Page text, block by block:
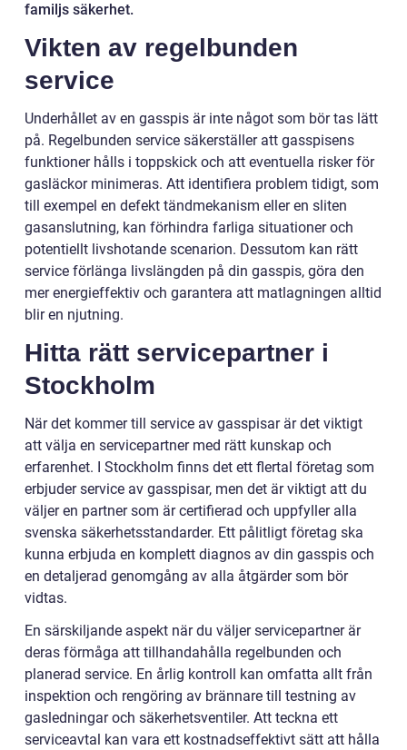
familjs säkerhet.
Vikten av regelbunden
service
Underhållet av en gasspis är inte något som bör tas lätt
på. Regelbunden service säkerställer att gasspisens
funktioner hålls i toppskick och att eventuella risker för
gasläckor minimeras. Att identifiera problem tidigt, som
till exempel en defekt tändmekanism eller en sliten
gasanslutning, kan förhindra farliga situationer och
potentiellt livshotande scenarion. Dessutom kan rätt
service förlänga livslängden på din gasspis, göra den
mer energieffektiv och garantera att matlagningen alltid
blir en njutning.
Hitta rätt servicepartner i
Stockholm
När det kommer till service av gasspisar är det viktigt
att välja en servicepartner med rätt kunskap och
erfarenhet. I Stockholm finns det ett flertal företag som
erbjuder service av gasspisar, men det är viktigt att du
väljer en partner som är certifierad och uppfyller alla
svenska säkerhetsstandarder. Ett pålitligt företag ska
kunna erbjuda en komplett diagnos av din gasspis och
en detaljerad genomgång av alla åtgärder som bör
vidtas.
En särskiljande aspekt när du väljer servicepartner är
deras förmåga att tillhandahålla regelbunden och
planerad service. En årlig kontroll kan omfatta allt från
inspektion och rengöring av brännare till testning av
gasledningar och säkerhetsventiler. Att teckna ett
serviceavtal kan vara ett kostnadseffektivt sätt att hålla